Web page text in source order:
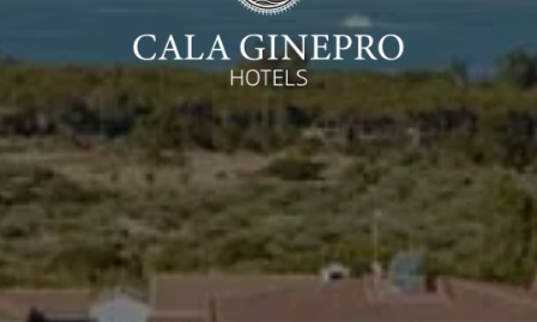
Inizia ad immaginare...
Cala Ginepro Hotels
07Agosto 08 Agosto
2 adulti 0bambini 1camera